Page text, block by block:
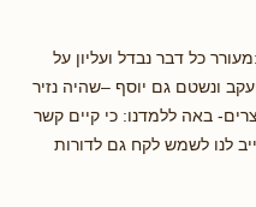
כל דבר נבדל ועליון על
ונשטם גם יוסף –שהיה נזיר
באה ללמדנו: כי קיים קשר
לנו לשמש לקח גם לדורות